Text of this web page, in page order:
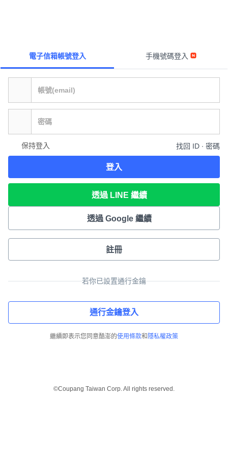
電子信箱帳號登入 手機號碼登入
保持登入 找回 ID ∙ 密碼
登入
透過 LINE 繼續
透過 Google 繼續
註冊
若你已設置通行金鑰
通行金鑰登入
繼續即表示您同意酷澎的使用條款和 隱私權政策
©Coupang Taiwan Corp. All rights reserved.